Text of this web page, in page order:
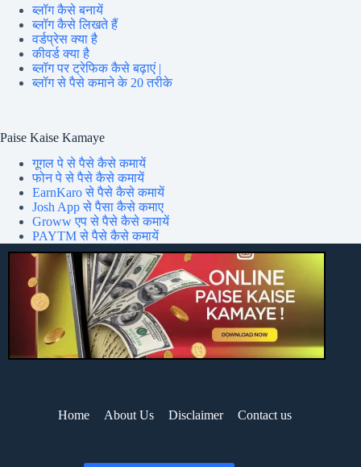
ब्लॉग कैसे बनायें
ब्लॉग कैसे लिखते हैं
वर्डप्रेस क्या है
कीवर्ड क्या है
ब्लॉग पर ट्रेफिक कैसे बढ़ाएं |
ब्लॉग से पैसे कमाने के 20 तरीके
Paise Kaise Kamaye
गूगल पे से पैसे कैसे कमायें
फोन पे से पैसे कैसे कमायें
EarnKaro से पैसे कैसे कमायें
Josh App से पैसा कैसे कमाए
Groww एप से पैसे कैसे कमायें
PAYTM से पैसे कैसे कमायें
Home About Us Disclaimer Contact us